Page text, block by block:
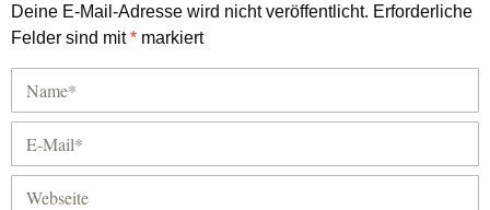
Deine E-Mail-Adresse wird nicht veröffentlicht. Erforderliche
Felder sind mit* markiert